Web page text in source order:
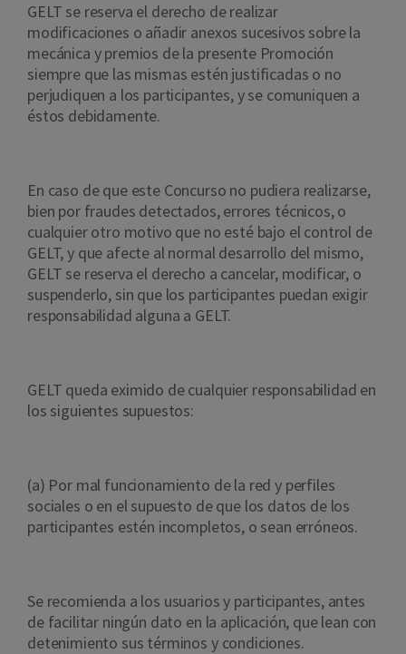
GELT se reserva el derecho de realizar
modificaciones o añadir anexos sucesivos sobre la
mecánica y premios de la presente Promoción
siempre que las mismas estén justificadas o no
perjudiquen a los participantes, y se comuniquen a
éstos debidamente.
En caso de que este Concurso no pudiera realizarse,
bien por fraudes detectados, errores técnicos, o
cualquier otro motivo que no esté bajo el control de
GELT, y que afecte al normal desarrollo del mismo,
GELT se reserva el derecho a cancelar, modificar, o
suspenderlo, sin que los participantes puedan exigir
responsabilidad alguna a GELT.
GELT queda eximido de cualquier responsabilidad en
los siguientes supuestos:
(a) Por mal funcionamiento de la red y perfiles
sociales o en el supuesto de que los datos de los
participantes estén incompletos, o sean erróneos.
Se recomienda a los usuarios y participantes, antes
de facilitar ningún dato en la aplicación, que lean con
detenimiento sus términos y condiciones.